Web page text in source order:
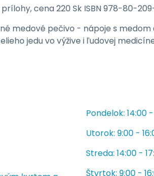
prílohy, cena 220 Sk ISBN 978-80-
medové pečivo - nápoje s
jedu vo výžive i ľudovej
Pondelok: 14:00
Utorok: 9:00 -
Streda: 14:00 -
Štvrtok: 9:00 -